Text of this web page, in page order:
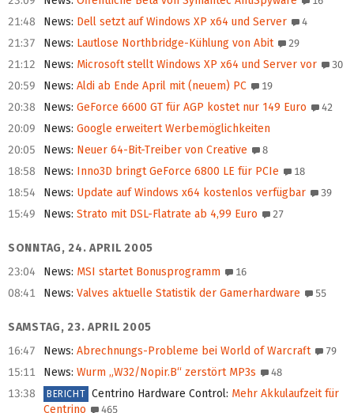
21:48 News: Dell setzt auf Windows XP x64 und Server 4
21:37 News: Lautlose Northbridge-Kühlung von Abit 29
21:12 News: Microsoft stellt Windows XP x64 und Server vor 30
20:59 News: Aldi ab Ende April mit (neuem) PC 19
20:38 News: GeForce 6600 GT für AGP kostet nur 149 Euro 42
20:09 News: Google erweitert Werbemöglichkeiten
20:05
News: Neuer 64-Bit-Treiber von Creative 8
18:58 News: Inno3D bringt GeForce 6800 LE für PCIe 18
18:54 News: Update auf Windows x64 kostenlos verfügbar 39
15:49 News: Strato mit DSL-Flatrate ab 4,99 Euro 27
SONNTAG, 24. APRIL 2005
23:04
News: MSI startet Bonusprogramm 16
08:41 News: Valves aktuelle Statistik der Gamerhardware 55
SAMSTAG, 23. APRIL 2005
16:47
News: Abrechnungs-Probleme bei World of Warcraft 79
15:11 News: Wurm „W32/Nopir.B“ zerstört MP3s 48
13:38 BERICHT Centrino Hardware Control: Mehr Akkulaufzeit für
Centrino
465